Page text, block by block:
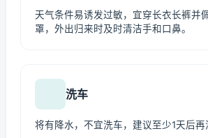
天气条件易诱发过敏，宜穿长衣长裤并
罩，外出归来时及时清洁手和口鼻。
洗车
将有降水，不宜洗车，建议至少1天后再